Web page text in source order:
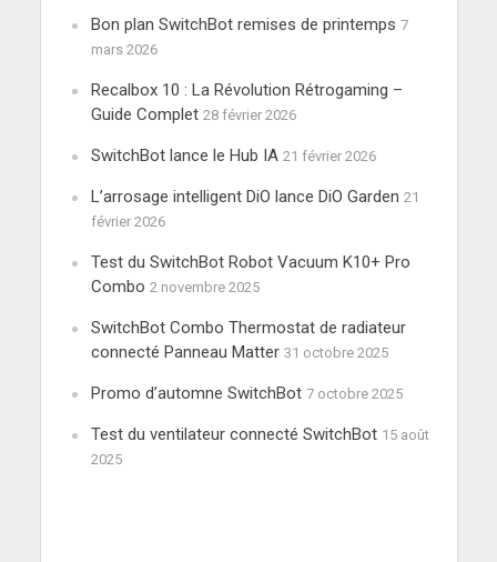
Bon plan SwitchBot remises de printemps 7
mars 2026
Recalbox 10 : La Révolution Rétrogaming –
Guide Complet 28 février 2026
SwitchBot lance le Hub IA 21 février 2026
L’arrosage intelligent DiO lance DiO Garden 21
février 2026
Test du SwitchBot Robot Vacuum K10+ Pro
Combo 2 novembre 2025
SwitchBot Combo Thermostat de radiateur
connecté Panneau Matter 31 octobre 2025
Promo d’automne SwitchBot 7 octobre 2025
Test du ventilateur connecté SwitchBot 15 août
2025